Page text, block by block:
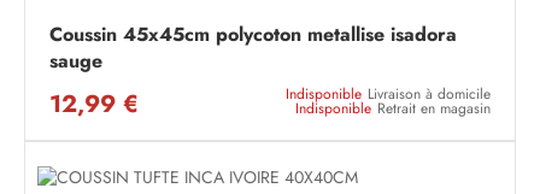
Coussin 45x45cm polycoton metallise isadora
sauge
12,99 € Indisponible Livraison à domicile
Indisponible Retrait en magasin